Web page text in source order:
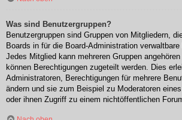
Was sind Benutzergruppen?
Benutzergruppen sind Gruppen von Mitgliedern,
Boards in für die Board-Administration verwaltbare
Jedes Mitglied kann mehreren Gruppen
können Berechtigungen zugeteilt werden. Dies
Administratoren, Berechtigungen für mehrere
ändern und sie zum Beispiel zu Moderatoren
oder ihnen Zugriff zu einem nichtöffentlichen